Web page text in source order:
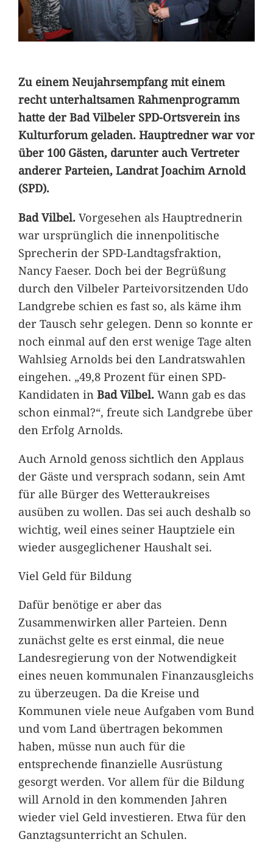
Zu einem Neujahrsempfang mit einem
recht unterhaltsamen Rahmenprogramm
hatte der Bad Vilbeler SPD-Ortsverein ins
Kulturforum geladen. Hauptredner war vor
über 100 Gästen, darunter auch Vertreter
anderer Parteien, Landrat Joachim Arnold
(SPD).
Bad Vilbel.Vorgesehen als Hauptrednerin
war ursprünglich die innenpolitische
Sprecherin der SPD-Landtagsfraktion,
Nancy Faeser. Doch bei der Begrüßung
durch den Vilbeler Parteivorsitzenden Udo
Landgrebe schien es fast so, als käme ihm
der Tausch sehr gelegen. Denn so konnte er
noch einmal auf den erst wenige Tage alten
Wahlsieg Arnolds bei den Landratswahlen
eingehen. „49,8 Prozent für einen SPD-
Kandidaten in Bad Vilbel.Wann gab es das
schon einmal?“, freute sich Landgrebe über
den Erfolg Arnolds.
Auch Arnold genoss sichtlich den Applaus
der Gäste und versprach sodann, sein Amt
für alle Bürger des Wetteraukreises
ausüben zu wollen. Das sei auch deshalb so
wichtig, weil eines seiner Hauptziele ein
wieder ausgeglichener Haushalt sei.
Viel Geld für Bildung
Dafür benötige er aber das
Zusammenwirken aller Parteien. Denn
zunächst gelte es erst einmal, die neue
Landesregierung von der Notwendigkeit
eines neuen kommunalen Finanzausgleichs
zu überzeugen. Da die Kreise und
Kommunen viele neue Aufgaben vom Bund
und vom Land übertragen bekommen
haben, müsse nun auch für die
entsprechende finanzielle Ausrüstung
gesorgt werden. Vor allem für die Bildung
will Arnold in den kommenden Jahren
wieder viel Geld investieren. Etwa für den
Ganztagsunterricht an Schulen.